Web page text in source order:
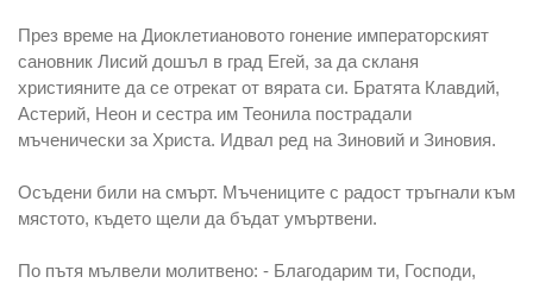
През време на Диоклетиановото гонение императорският
сановник Лисий дошъл в град Егей, за да скланя
християните да се отрекат от вярата си. Братята Клавдий,
Астерий, Неон и сестра им Теонила пострадали
мъченически за Христа. Идвал ред на Зиновий и Зиновия.
Осъдени били на смърт. Мъчениците с радост тръгнали към
мястото, където щели да бъдат умъртвени.
По пътя мълвели молитвено: - Благодарим ти, Господи,